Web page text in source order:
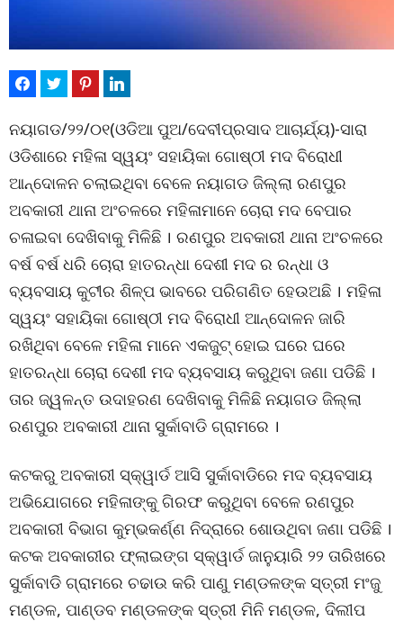
ନୟାଗଡ/୨୨/୦୧(ଓଡିଆ ପୁଅ/ଦେବୀପ୍ରସାଦ ଆଚାର୍ଯ୍ୟ)-ସାରା
ଓଡିଶାରେ ମହିଳା ସ୍ୱୟଂ ସହାୟିକା ଗୋଷ୍ଠୀ ମଦ ବିରୋଧୀ
ଆନ୍ଦୋଳନ ଚଲାଇଥିବା ବେଳେ ନୟାଗଡ ଜିଲ୍ଲା ରଣପୁର
ଅବକାରୀ ଥାନା ଅଂଚଳରେ ମହିଳାମାନେ ଚୋରା ମଦ ବେପାର
ଚଳାଇବା ଦେଖିବାକୁ ମିଳିଛି । ରଣପୁର ଅବକାରୀ ଥାନା ଅଂଚଳରେ
ବର୍ଷ ବର୍ଷ ଧରି ଚୋରା ହାତରନ୍ଧା ଦେଶୀ ମଦ ର ରନ୍ଧା ଓ
ବ୍ୟବସାୟ କୁଟୀର ଶିଳ୍ପ ଭାବରେ ପରିଗଣିତ ହେଉଅଛି । ମହିଳା
ସ୍ୱୟଂ ସହାୟିକା ଗୋଷ୍ଠୀ ମଦ ବିରୋଧୀ ଆନ୍ଦୋଳନ ଜାରି
ରଖିଥିବା ବେଳେ ମହିଳା ମାନେ ଏକଜୁଟ୍ ହୋଇ ଘରେ ଘରେ
ହାତରନ୍ଧା ଚୋରା ଦେଶୀ ମଦ ବ୍ୟବସାୟ କରୁଥିବା ଜଣା ପଡିଛି ।
ତାର ଜ୍ୱଳନ୍ତ ଉଦାହରଣ ଦେଖିବାକୁ ମିଳିଛି ନୟାଗଡ ଜିଲ୍ଲା
ରଣପୁର ଅବକାରୀ ଥାନା ସୁର୍କାବାଡି ଗ୍ରାମରେ ।
କଟକରୁ ଅବକାରୀ ସ୍କ୍ୱାର୍ଡ ଆସି ସୁର୍କାବାଡିରେ ମଦ ବ୍ୟବସାୟ
ଅଭିଯୋଗରେ ମହିଳାଙ୍କୁ ଗିରଫ କରୁଥିବା ବେଳେ ରଣପୁର
ଅବକାରୀ ବିଭାଗ କୁମ୍ଭକର୍ଣ୍ଣ ନିଦ୍ରାରେ ଶୋଉଥିବା ଜଣା ପଡିଛି ।
କଟକ ଅବକାରୀର ଫ୍ଲାଇଙ୍ଗ ସ୍କ୍ୱାର୍ଡ ଜାନୁୟାରି ୨୨ ତାରିଖରେ
ସୁର୍କାବାଡି ଗ୍ରାମରେ ଚଢାଉ କରି ପାଣୁ ମଣ୍ଡଳଙ୍କ ସ୍ତ୍ରୀ ମଂଜୁ
ମଣ୍ଡଳ, ପାଣ୍ଡବ ମଣ୍ଡଳଙ୍କ ସ୍ତ୍ରୀ ମିନି ମଣ୍ଡଳ, ଦିଲୀପ